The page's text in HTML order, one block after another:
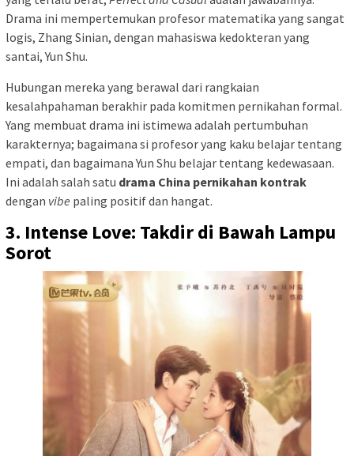
Drama ini mempertemukan profesor matematika yang sangat
logis, Zhang Sinian, dengan mahasiswa kedokteran yang
santai, Yun Shu.
Hubungan mereka yang berawal dari rangkaian
kesalahpahaman berakhir pada komitmen pernikahan formal.
Yang membuat drama ini istimewa adalah pertumbuhan
karakternya; bagaimana si profesor yang kaku belajar tentang
empati, dan bagaimana Yun Shu belajar tentang kedewasaan.
Ini adalah salah satu drama China pernikahan kontrak
dengan vibe paling positif dan hangat.
3. Intense Love: Takdir di Bawah Lampu
Sorot